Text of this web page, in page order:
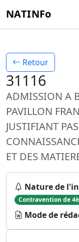
NATINFo
Retour
31116
ADMISSION A
PAVILLON
JUSTIFIANT
ET DES
Nature de
Contravention de
Mode de